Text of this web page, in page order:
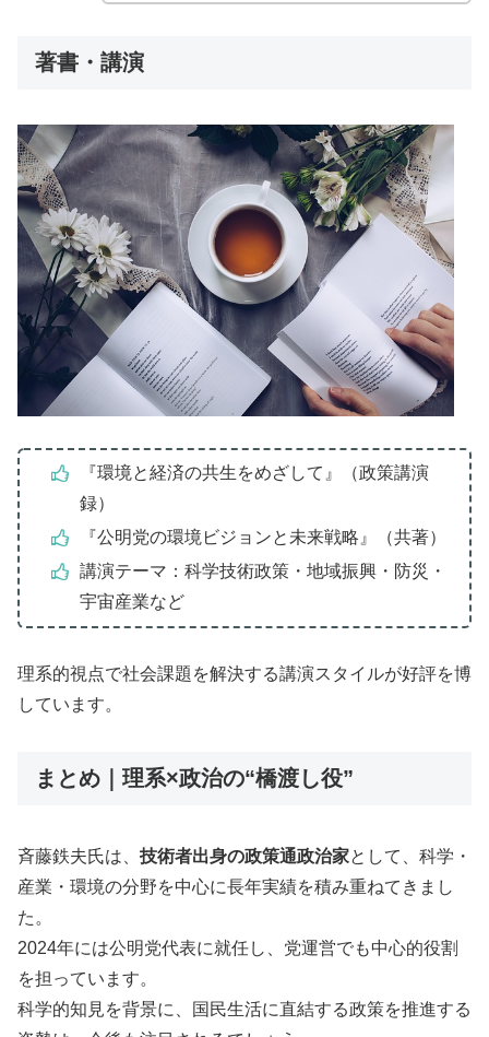
著書・講演
『環境と経済の共生をめざして』（政策講演
録）
『公明党の環境ビジョンと未来戦略』（共著）
講演テーマ：科学技術政策・地域振興・防災・
宇宙産業など
理系的視点で社会課題を解決する講演スタイルが好評を博
しています。
まとめ｜理系×政治の“橋渡し役”
斉藤鉄夫氏は、 技術者出身の政策通政治家として、科学・
産業・環境の分野を中心に長年実績を積み重ねてきまし
た。
2024年には公明党代表に就任し、党運営でも中心的役割
を担っています。
科学的知見を背景に、国民生活に直結する政策を推進する